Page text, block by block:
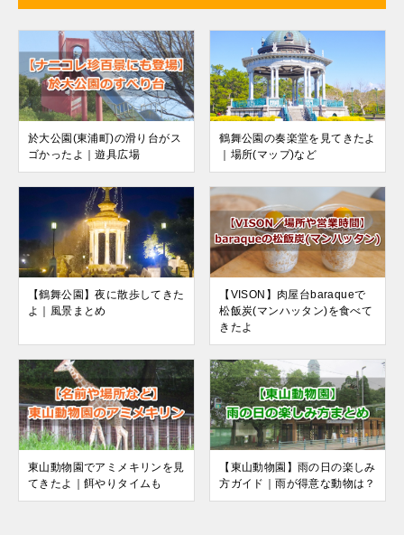
於大公園(東浦町)の滑り台がス
ゴかったよ｜遊具広場
鶴舞公園の奏楽堂を見てきたよ
｜場所(マップ)など
【鶴舞公園】夜に散歩してきた
よ｜風景まとめ
【VISON】肉屋台baraqueで
松飯炭(マンハッタン)を食べて
きたよ
東山動物園でアミメキリンを見
てきたよ｜餌やりタイムも
【東山動物園】雨の日の楽しみ
方ガイド｜雨が得意な動物は？